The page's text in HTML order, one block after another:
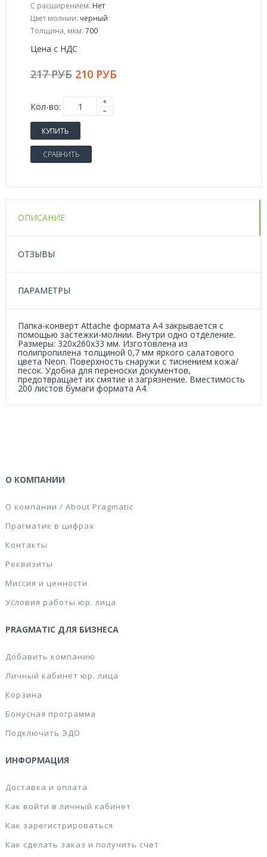
С расширением: Нет
Цвет молнии: черный
Толщина, мкм: 700
Цена с НДС
217 РУБ 210 РУБ
Кол-во:
КУПИТЬ
СРАВНИТЬ
ОПИСАНИЕ
ОТЗЫВЫ
ПАРАМЕТРЫ
Папка-конверт Attache формата А4 закрывается с
помощью застежки-молнии. Внутри одно отделение.
Размеры: 320x260x33 мм. Изготовлена из
полипропилена толщиной 0,7 мм яркого салатового
цвета Neon. Поверхность снаружи с тиснением кожа/
песок. Удобна для переноски документов,
предотвращает их смятие и загрязнение. Вместимость
200 листов бумаги формата А4.
О КОМПАНИИ
О компании / About Pragmatic
Прагматик в цифрах
Контакты
Реквизиты
Миссия и ценности
Условия работы юр. лица
PRAGMATIC ДЛЯ БИЗНЕСА
Добавить компанию
Личный кабинет юр. лица
Корзина
Бонусная программа
Подключить ЭДО
ИНФОРМАЦИЯ
Доставка и оплата
Как войти в личный кабинет
Как зарегистрироваться
Как сделать заказ и получить счет